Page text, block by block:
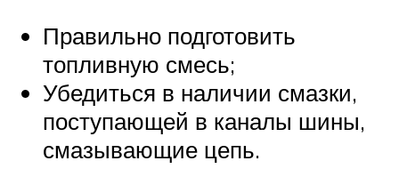
Правильно подготовить
топливную смесь;
Убедиться в наличии смазки,
поступающей в каналы шины,
смазывающие цепь.